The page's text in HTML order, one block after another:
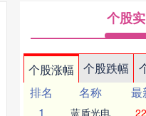
个股
个股涨幅 个股跌幅
排名
名称 最
1
蓝盾光电